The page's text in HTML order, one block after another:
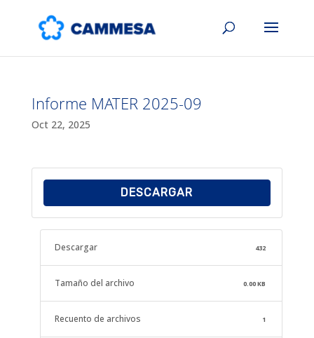
Informe MATER 2025-09
Oct 22, 2025
DESCARGAR
Descargar 432
Tamaño del archivo 0.00 KB
Recuento de archivos 1